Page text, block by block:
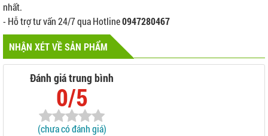
nhất.
- Hỗ trợ tư vấn 24/7 qua Hotline0947280467
NHẬN XÉT VỀ SẢN PHẨM
Đánh giá trung bình
0/5
(chưa có đánh giá)